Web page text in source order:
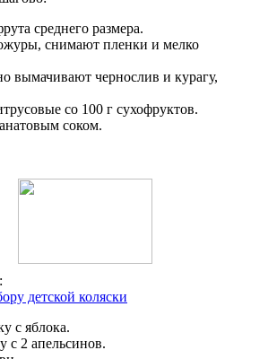
среднего размера.
снимают пленки и мелко
вымачивают чернослив и курагу,
со 100 г сухофруктов.
соком.
детской коляски
с яблока.
с 2 апельсинов.